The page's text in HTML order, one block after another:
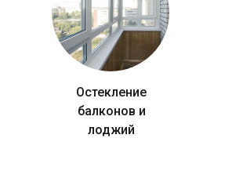
Остекление
балконов и
лоджий